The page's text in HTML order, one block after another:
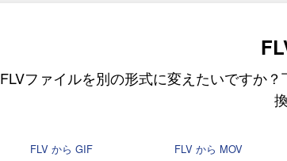
FLVファイルを別の形式に変えたいですか
FLV から GIF FLV から MOV